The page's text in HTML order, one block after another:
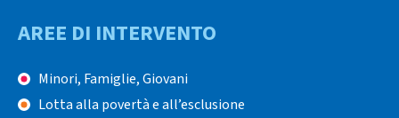
AREE DI INTERVENTO
Minori, Famiglie, Giovani
Lotta alla povertà e all’esclusione